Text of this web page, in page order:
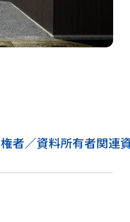
者／資料所有者関連